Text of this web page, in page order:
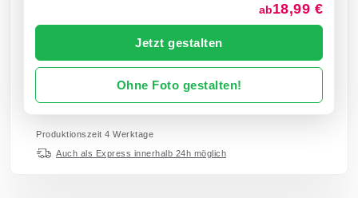
ab18,99 €
Jetzt gestalten
Ohne Foto gestalten!
Produktionszeit 4 Werktage
Auch als Express innerhalb 24h möglich